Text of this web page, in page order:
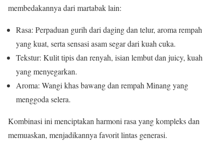
membedakannya dari martabak lain:
Rasa: Perpaduan gurih dari daging dan telur, aroma rempah
yang kuat, serta sensasi asam segar dari kuah cuka.
Tekstur: Kulit tipis dan renyah, isian lembut dan juicy, kuah
yang menyegarkan.
Aroma: Wangi khas bawang dan rempah Minang yang
menggoda selera.
Kombinasi ini menciptakan harmoni rasa yang kompleks dan
memuaskan, menjadikannya favorit lintas generasi.